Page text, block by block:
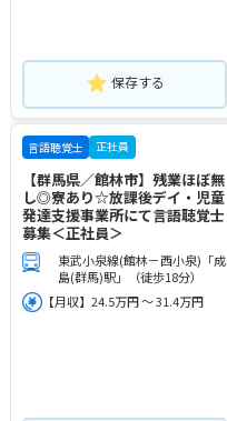
保存する
言語聴覚士 正社員
【群馬県／館林市】残業ほぼ無
し◎寮あり☆放課後デイ・児童
発達支援事業所にて言語聴覚士
募集＜正社員＞
東武小泉線(館林－西小泉)「成
島(群馬)駅」（徒歩18分）
【月収】24.5万円 ～ 31.4万円